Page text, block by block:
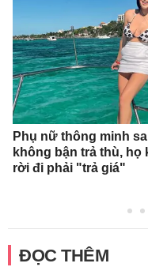
Phụ nữ thông minh
không bận trả thù,
rời đi phải "trả giá"
ĐỌC THÊM